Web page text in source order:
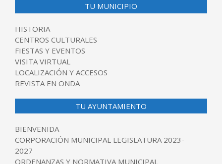
TU MUNICIPIO
HISTORIA
CENTROS CULTURALES
FIESTAS Y EVENTOS
VISITA VIRTUAL
LOCALIZACIÓN Y ACCESOS
REVISTA EN ONDA
TU AYUNTAMIENTO
BIENVENIDA
CORPORACIÓN MUNICIPAL LEGISLATURA 2023-
2027
ORDENANZAS Y NORMATIVA MUNICIPAL